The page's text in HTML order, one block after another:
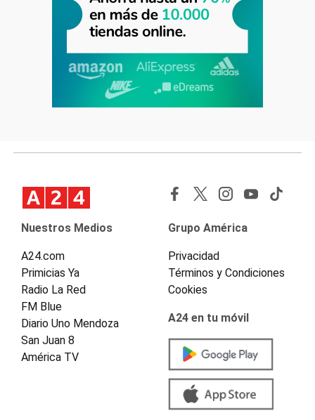
Nuestros Medios
A24.com
Primicias Ya
Radio La Red
FM Blue
Diario Uno Mendoza
San Juan 8
América TV
Grupo América
Privacidad
Términos y Condiciones
Cookies
A24 en tu móvil